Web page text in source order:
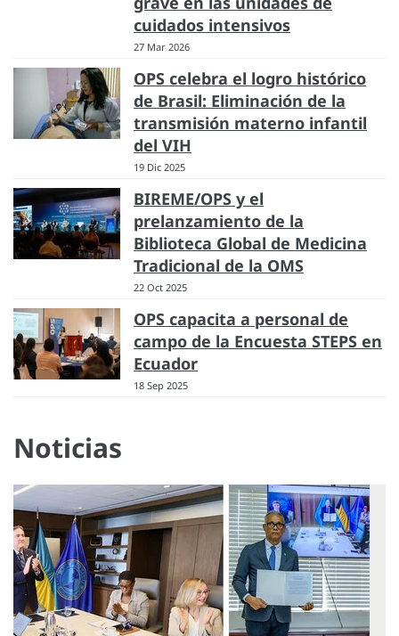
cuidados intensivos
27 Mar 2026
OPS celebra el logro histórico
de Brasil: Eliminación de la
transmisión materno infantil
del VIH
19 Dic 2025
BIREME/OPS y el
prelanzamiento de la
Biblioteca Global de Medicina
Tradicional de la OMS
22 Oct 2025
OPS capacita a personal de
campo de la Encuesta STEPS en
Ecuador
18 Sep 2025
Noticias